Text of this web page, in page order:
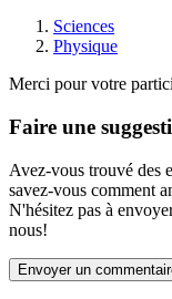
Sciences
Physique
Merci pour votre
Faire une
Avez-vous trouvé des
savez-vous comment
N'hésitez pas à
nous!
Envoyer un